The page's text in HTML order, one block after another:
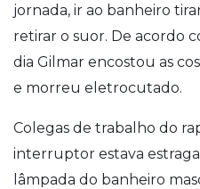
jornada, ir ao banheiro
retirar o suor. De acordo
dia Gilmar encostou as
e morreu eletrocutado.
Colegas de trabalho do
interruptor estava
lâmpada do banheiro